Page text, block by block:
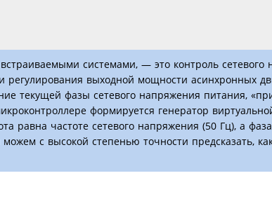
системами, — это контроль сетевого
регулирования выходной мощности асинхронных
текущей фазы сетевого напряжения питания,
формируется генератор
равна частоте сетевого напряжения (50 Гц), а
с высокой степенью точности предсказать,